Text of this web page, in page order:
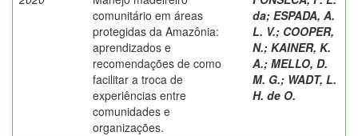
comunitário em áreas
protegidas da Amazônia:
aprendizados e
recomendações de como
facilitar a troca de
experiências entre
comunidades e
organizações.
da; ESPADA, A.
L. V.; COOPER,
N.; KAINER, K.
A.; MELLO, D.
M. G.; WADT, L.
H. de O.